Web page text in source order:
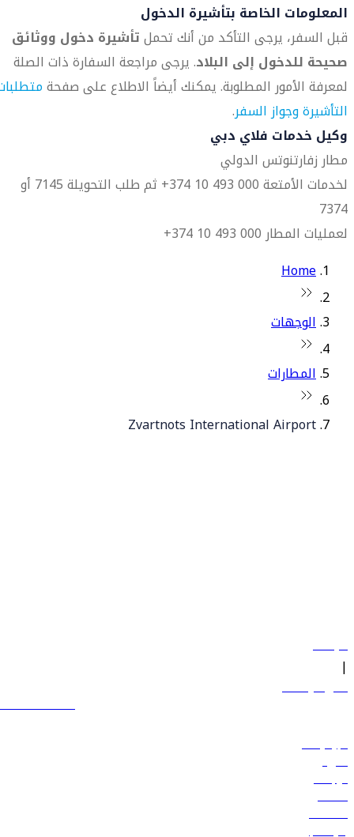
المعلومات الخاصة بتأشيرة الدخول
قبل السفر، يرجى التأكد من أنك تحملتأشيرة دخول ووثائق
صحيحة للدخول إلى البلاد. يرجى مراجعة السفارة ذات الصلة
لمعرفة الأمور المطلوبة. يمكنك أيضاً الاطلاع على صفحة
التأشيرة وجواز السفر.
وكيل خدمات فلاي دبي
مطار زفارتنوتس الدولي
لخدمات الأمتعة 000 493 10 374+ ثم طلب التحويلة 7145 أو
7374
لعمليات المطار 000 493 10 374+
Home
الوجهات
المطارات
Zvartnots International Airport
سياساتنا
|
الشروط والأحكام
600 544 445
حجز الرحلات
العروض
الوجهات
الأمتعة
المساعدة
إدارة الحجز